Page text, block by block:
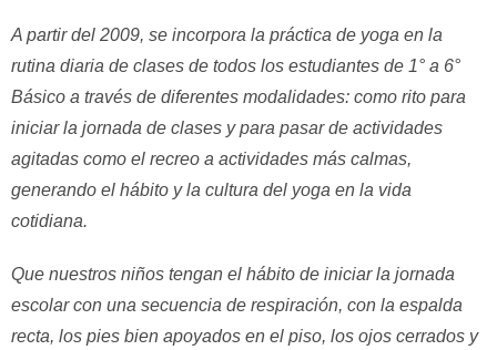
A partir del 2009, se incorpora la práctica de yoga en la
rutina diaria de clases de todos los estudiantes de 1° a 6°
Básico a través de diferentes modalidades: como rito para
iniciar la jornada de clases y para pasar de actividades
agitadas como el recreo a actividades más calmas,
generando el hábito y la cultura del yoga en la vida
cotidiana.
Que nuestros niños tengan el hábito de iniciar la jornada
escolar con una secuencia de respiración, con la espalda
recta, los pies bien apoyados en el piso, los ojos cerrados y